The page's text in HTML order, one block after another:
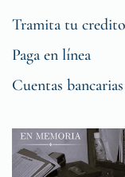
Tramita tu credito
Paga en línea
Cuentas bancarias